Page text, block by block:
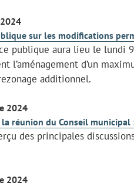
sur les modifications
publique aura lieu le lundi
l’aménagement d’un
additionnel.
2024
la réunion du Conseil
des principales
2024